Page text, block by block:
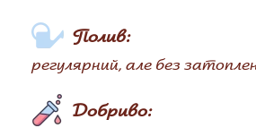
Полив:
регулярний, але без
Добриво: